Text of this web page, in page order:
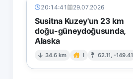
20:14:41 29.07.2026
Susitna Kuzey'un 23 km
doğu-güneydoğusunda,
Alaska
34.6 km I 62.11, -149.41